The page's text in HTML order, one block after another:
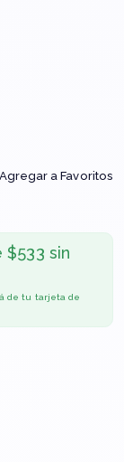
Agregar a Favoritos
$533 sin
de tu tarjeta de